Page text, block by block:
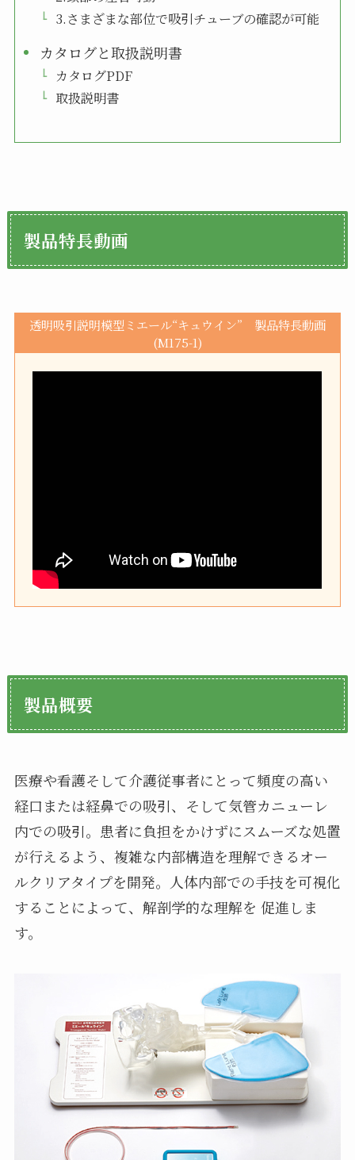
3.さまざまな部位で吸引チューブの確認が可能
カタログと取扱説明書
カタログPDF
取扱説明書
製品特長動画
透明吸引説明模型ミエール“キュウイン” 製品特長動画
(M175-1)
製品概要
医療や看護そして介護従事者にとって頻度の高い
経口または経鼻での吸引、そして気管カニューレ
内での吸引。患者に負担をかけずにスムーズな処置
が行えるよう、複雑な内部構造を理解できるオー
ルクリアタイプを開発。人体内部での手技を可視化
することによって、解剖学的な理解を 促進しま
す。